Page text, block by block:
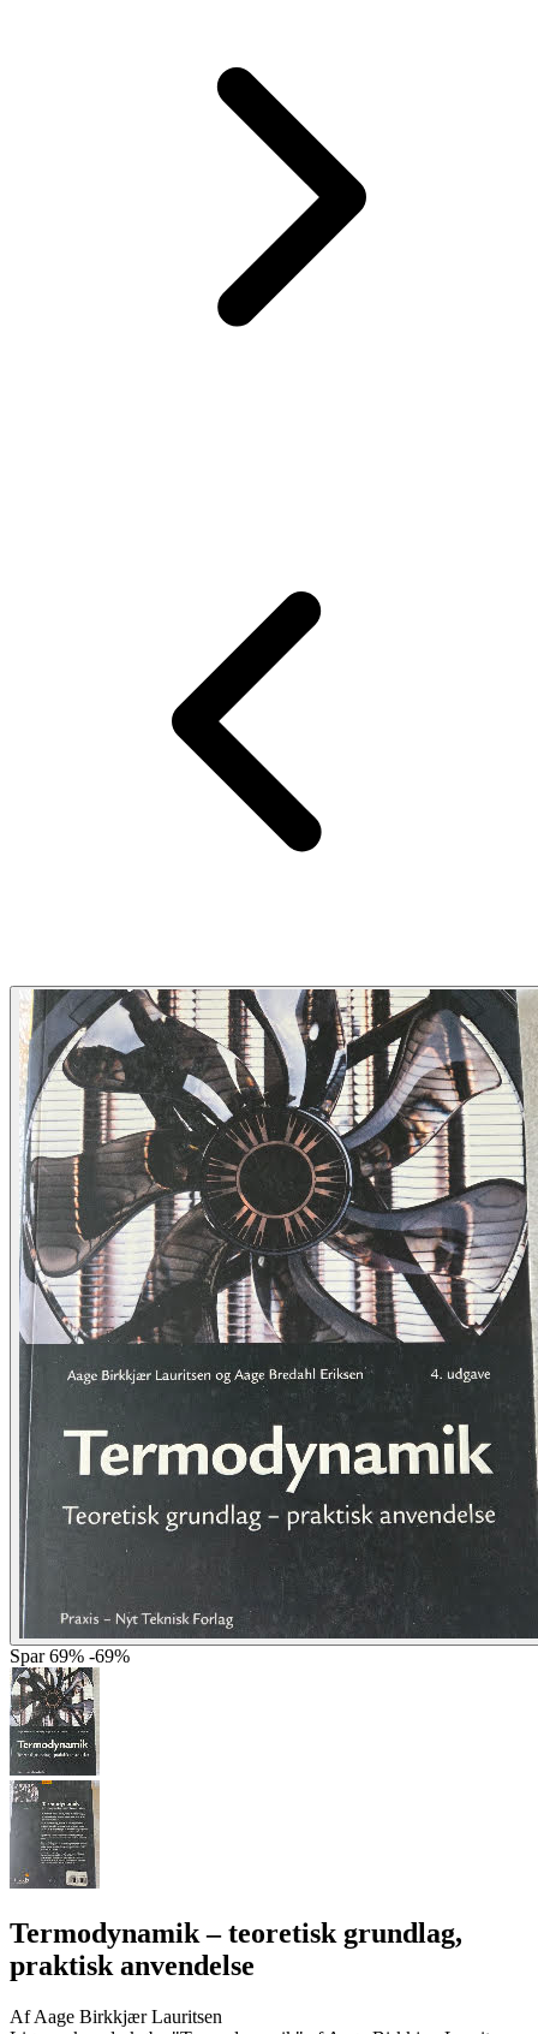
Spar 69% -69%
Termodynamik– teoretisk grundlag,
praktisk anvendelse
AfAage Birkkjær Lauritsen